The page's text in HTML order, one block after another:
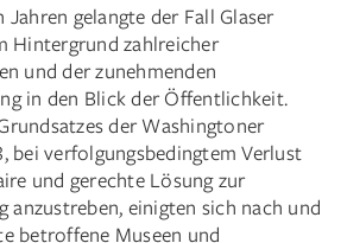
Jahren gelangte der Fall Glaser
Hintergrund zahlreicher
und der zunehmenden
in den Blick der Öffentlichkeit.
der Washingtoner
bei verfolgungsbedingtem Verlust
und gerechte Lösung zur
anzustreben, einigten sich nach und
betroffene Museen und